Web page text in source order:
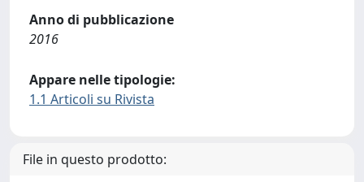
Anno di pubblicazione
2016
Appare nelle tipologie:
1.1 Articoli su Rivista
File in questo prodotto: